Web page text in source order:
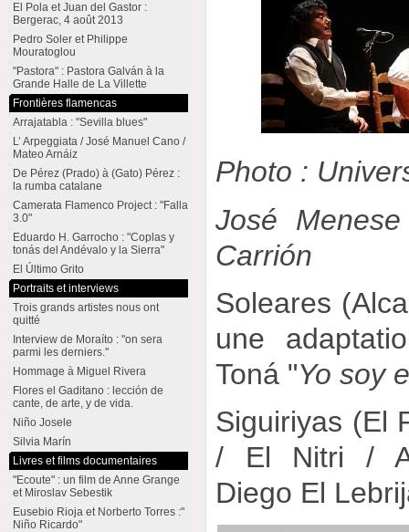
Photo :
José Menese
Carrión
Soleares
une
Toná "Yo soy
Siguiriyas (El
/ El Nitri /
Diego El
El Pola et Juan del Gastor :
Bergerac, 4 août 2013
Pedro Soler et Philippe
Mouratoglou
"Pastora" : Pastora Galván à la
Grande Halle de La Villette
Frontières flamencas
Arrajatabla : "Sevilla blues"
L’ Arpeggiata / José Manuel Cano /
Mateo Arnáiz
De Pérez (Prado) à (Gato) Pérez :
la rumba catalane
Camerata Flamenco Project : "Falla
3.0"
Eduardo H. Garrocho : "Coplas y
tonás del Andévalo y la Sierra"
El Último Grito
Portraits et interviews
Trois grands artistes nous ont
quitté
Interview de Moraíto : "on sera
parmi les derniers."
Hommage à Miguel Rivera
Flores el Gaditano : lección de
cante, de arte, y de vida.
Niño Josele
Silvia Marín
Livres et films documentaires
"Ecoute" : un film de Anne Grange
et Miroslav Sebestik
Eusebio Rioja et Norberto Torres :"
Niño Ricardo"